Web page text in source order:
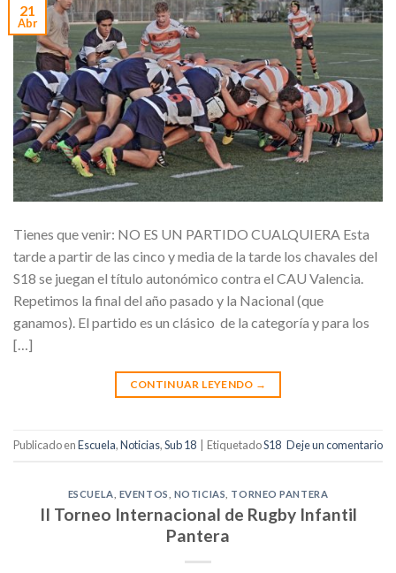
21
Abr
Tienes que venir: NO ES UN PARTIDO CUALQUIERA Esta
tarde a partir de las cinco y media de la tarde los chavales del
S18 se juegan el título autonómico contra el CAU Valencia.
Repetimos la final del año pasado y la Nacional (que
ganamos). El partido es un clásico de la categoría y para los
[…]
CONTINUAR LEYENDO →
Publicado enEscuela,Noticias,Sub 18 EtiquetadoS18 Deje un comentario
ESCUELA EVENTOS NOTICIAS TORNEO PANTERA
II Torneo Internacional de Rugby Infantil
Pantera